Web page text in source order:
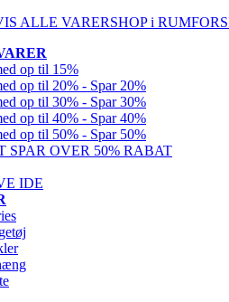
ALLE VARERSHOP i RUM
op til 15%
op til 20% - Spar 20%
op til 30% - Spar 30%
op til 40% - Spar 40%
op til 50% - Spar 50%
SPAR OVER 50% RABAT
IDE